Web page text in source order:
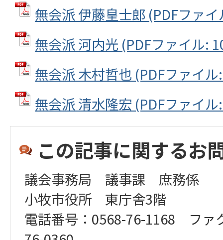
無会派 伊藤皇士郎 (PDFファ
無会派 河内光 (PDFファイル:
無会派 木村哲也 (PDFファイ
無会派 清水隆宏 (PDFファイ
この記事に関するお
議会事務局 議事課 庶務係
小牧市役所 東庁舎3階
電話番号：0568-76-1168 ファ